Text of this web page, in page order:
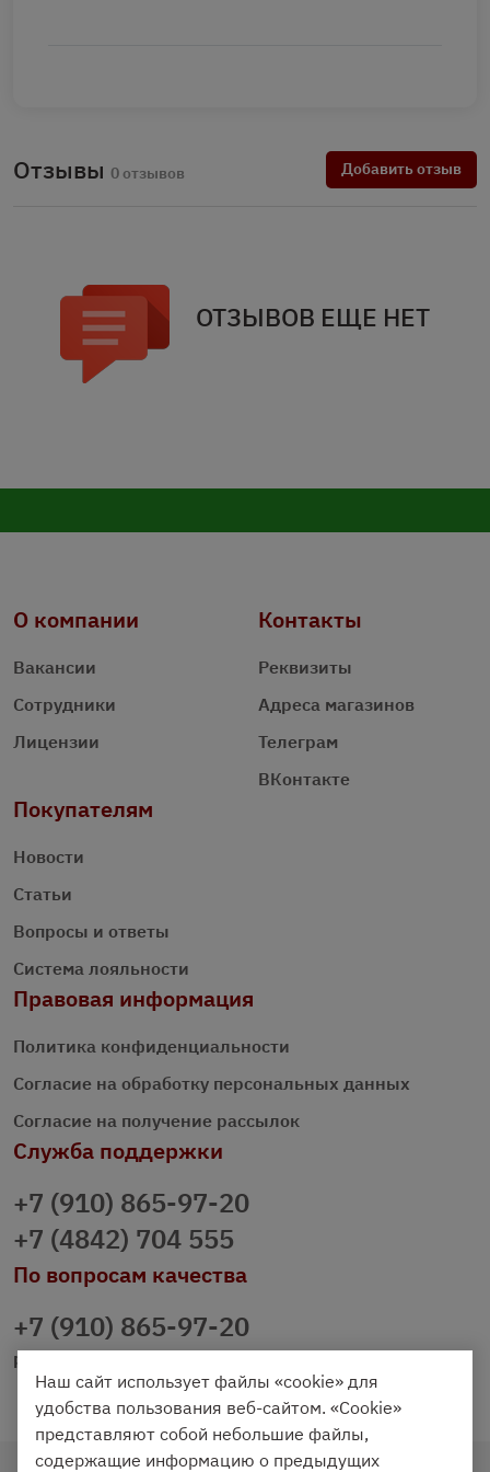
Отзывы 0 отзывов Добавить отзыв
ОТЗЫВОВ ЕЩЕ НЕТ
О компании
Вакансии
Сотрудники
Лицензии
Контакты
Реквизиты
Адреса магазинов
Телеграм
ВКонтакте
Покупателям
Новости
Статьи
Вопросы и ответы
Система лояльности
Правовая информация
Политика конфиденциальности
Согласие на обработку персональных данных
Согласие на получение рассылок
Служба поддержки
+7 (910) 865-97-20
+7 (4842) 704 555
По вопросам качества
+7 (910) 865-97-20
prazdnichniy40@palmi.ru
Наш сайт использует файлы «cookie» для
удобства пользования веб-сайтом. «Cookie»
представляют собой небольшие файлы,
содержащие информацию о предыдущих